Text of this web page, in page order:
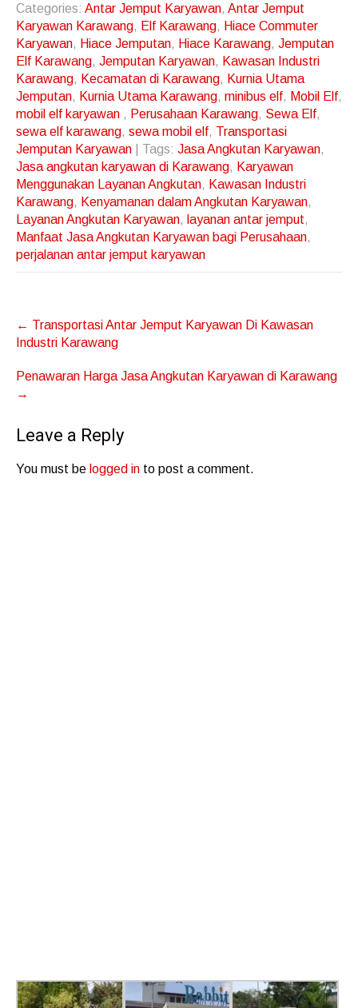
Categories: Antar Jemput Karyawan, Antar Jemput
Karyawan Karawang, Elf Karawang, Hiace Commuter
Karyawan, Hiace Jemputan, Hiace Karawang, Jemputan
Elf Karawang, Jemputan Karyawan, Kawasan Industri
Karawang, Kecamatan di Karawang, Kurnia Utama
Jemputan, Kurnia Utama Karawang, minibus elf, Mobil Elf,
mobil elf karyawan , Perusahaan Karawang, Sewa Elf,
sewa elf karawang, sewa mobil elf, Transportasi
Jemputan Karyawan
| Tags: Jasa Angkutan Karyawan,
Jasa angkutan karyawan di Karawang, Karyawan
Menggunakan Layanan Angkutan, Kawasan Industri
Karawang, Kenyamanan dalam Angkutan Karyawan,
Layanan Angkutan Karyawan, layanan antar jemput,
Manfaat Jasa Angkutan Karyawan bagi Perusahaan,
perjalanan antar jemput karyawan
Post
navigation
← Transportasi Antar Jemput Karyawan Di Kawasan
Industri Karawang
Penawaran Harga Jasa Angkutan Karyawan di Karawang
→
Leave a Reply
You must be logged in to post a comment.